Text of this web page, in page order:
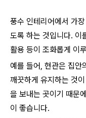
풍수 인테리어에서 가
도록 하는 것입니다. 이
활용 등이 조화롭게 이
예를 들어, 현관은 집안
깨끗하게 유지하는 것
을 보내는 곳이기 때문
이 좋습니다.